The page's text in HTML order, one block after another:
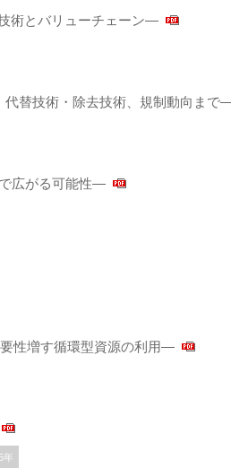
術とバリューチェーン―
代替技術・除去技術、規制動向まで
広がる可能性―
性増す循環型資源の利用―
年